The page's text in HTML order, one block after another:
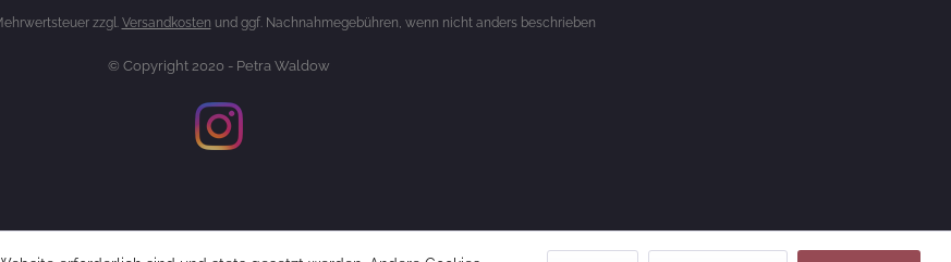
zzgl. Versandkosten und ggf. Nachnahmegebühren, wenn nicht anders beschrieben
© Copyright 2020 - Petra Waldow